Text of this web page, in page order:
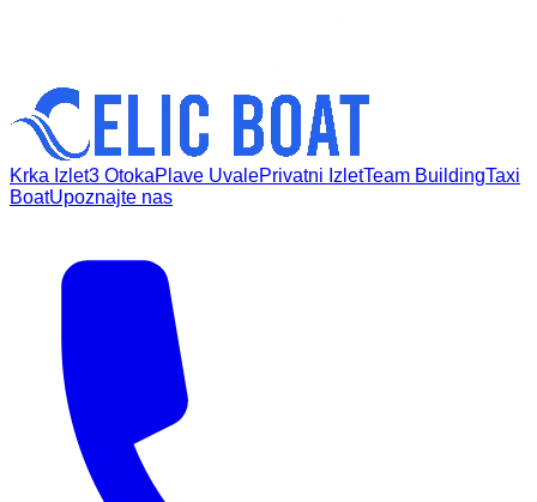
Krka Izlet3 OtokaPlave UvalePrivatni IzletTeam BuildingTaxi
BoatUpoznajte nas